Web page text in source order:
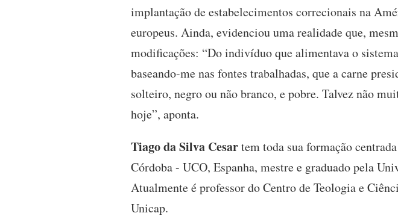
implantação de estabelecimentos correcionais na
europeus. Ainda, evidenciou uma realidade que,
modificações: “Do indivíduo que alimentava o
baseando-me nas fontes trabalhadas, que a carne
solteiro, negro ou não branco, e pobre. Talvez não
hoje”, aponta.
Tiago da Silva Cesartem toda sua formação
Córdoba - UCO, Espanha, mestre e graduado pela
Atualmente é professor do Centro de Teologia e
Unicap.